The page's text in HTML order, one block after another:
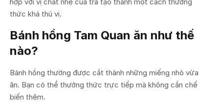
thức khá thú vị.
Bánh hồng Tam Quan ăn như thế
nào?
Bánh hồng thường được cắt thành những miếng nhỏ vừa
ăn. Bạn có thể thưởng thức trực tiếp mà không cần chế
biến thêm.